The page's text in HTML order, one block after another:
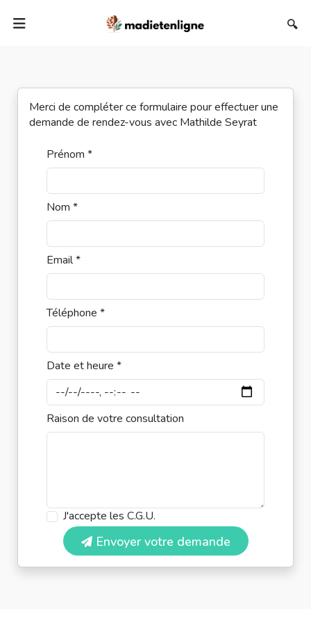
🔍
Merci de compléter ce formulaire pour effectuer une
demande de rendez-vous avec Mathilde Seyrat
Prénom *
Nom *
Email *
Téléphone *
Date et heure *
Raison de votre consultation
J'accepte les C.G.U.
Envoyer votre demande